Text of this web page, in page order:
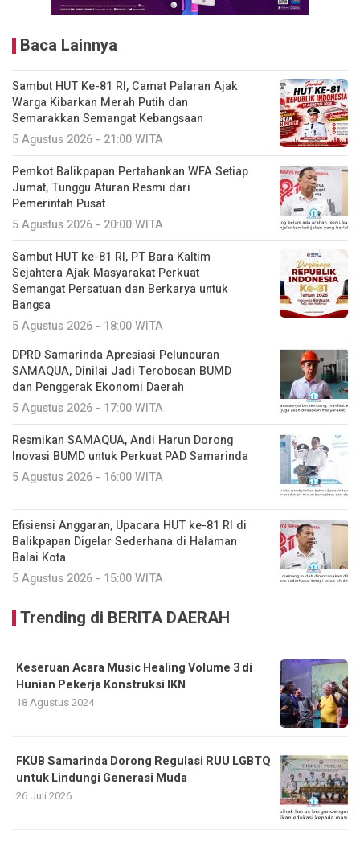
Baca Lainnya
Sambut HUT Ke-81 RI, Camat Palaran Ajak
Warga Kibarkan Merah Putih dan
Semarakkan Semangat Kebangsaan
5 Agustus 2026 - 21:00 WITA
Pemkot Balikpapan Pertahankan WFA Setiap
Jumat, Tunggu Aturan Resmi dari
Pemerintah Pusat
5 Agustus 2026 - 20:00 WITA
Sambut HUT ke-81 RI, PT Bara Kaltim
Sejahtera Ajak Masyarakat Perkuat
Semangat Persatuan dan Berkarya untuk
Bangsa
5 Agustus 2026 - 18:00 WITA
DPRD Samarinda Apresiasi Peluncuran
SAMAQUA, Dinilai Jadi Terobosan BUMD
dan Penggerak Ekonomi Daerah
5 Agustus 2026 - 17:00 WITA
Resmikan SAMAQUA, Andi Harun Dorong
Inovasi BUMD untuk Perkuat PAD Samarinda
5 Agustus 2026 - 16:00 WITA
Efisiensi Anggaran, Upacara HUT ke-81 RI di
Balikpapan Digelar Sederhana di Halaman
Balai Kota
5 Agustus 2026 - 15:00 WITA
Trending di BERITA DAERAH
Keseruan Acara Music Healing Volume 3 di
Hunian Pekerja Konstruksi IKN
18 Agustus 2024
FKUB Samarinda Dorong Regulasi RUU LGBTQ
untuk Lindungi Generasi Muda
26 Juli 2026